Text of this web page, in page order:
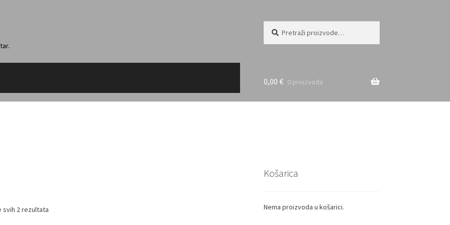
0,00 € 0 proizvoda
svih 2 rezultata
Košarica
Nema proizvoda u košarici.